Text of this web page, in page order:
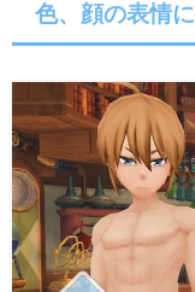
色、顔の表情